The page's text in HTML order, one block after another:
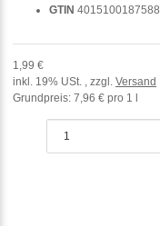
GTIN 4015100187588
1,99 €
inkl. 19% USt. , zzgl. Versand
Grundpreis: 7,96 € pro 1 l